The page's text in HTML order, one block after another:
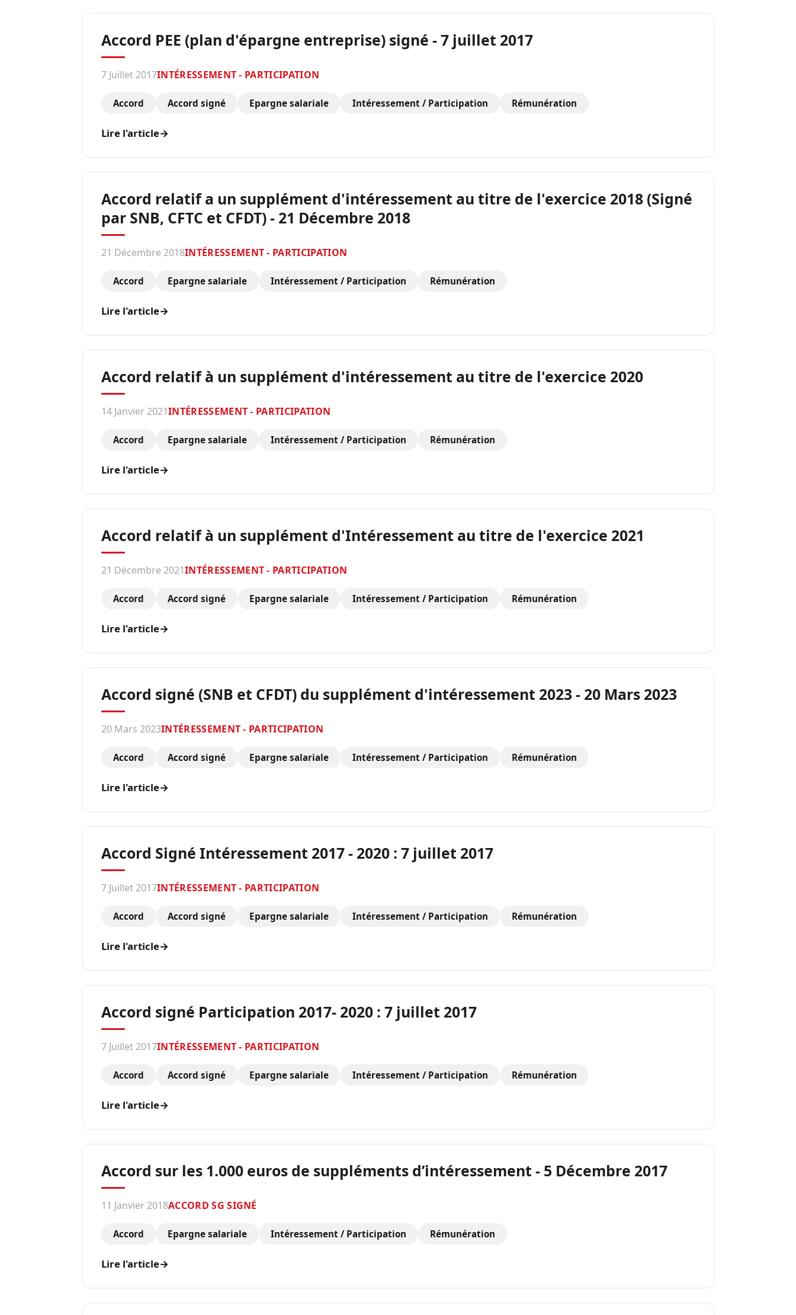
Accord PEE (plan d'épargne entreprise) signé - 7 juillet 2017
7 Juillet 2017INTÉRESSEMENT - PARTICIPATION
Accord Accord signé Epargne salariale Intéressement / Participation Rémunération
Lire l'article→
Accord relatif a un supplément d'intéressement au titre de l'exercice 2018 (Signé
par SNB, CFTC et CFDT) - 21 Décembre 2018
21 Décembre 2018INTÉRESSEMENT - PARTICIPATION
Accord Epargne salariale Intéressement / Participation Rémunération
Lire l'article→
Accord relatif à un supplément d'intéressement au titre de l'exercice 2020
14 Janvier 2021INTÉRESSEMENT - PARTICIPATION
Accord Epargne salariale Intéressement / Participation Rémunération
Lire l'article→
Accord relatif à un supplément d'Intéressement au titre de l'exercice 2021
21 Décembre 2021INTÉRESSEMENT - PARTICIPATION
Accord Accord signé Epargne salariale Intéressement / Participation Rémunération
Lire l'article→
Accord signé (SNB et CFDT) du supplément d'intéressement 2023 - 20 Mars 2023
20 Mars 2023INTÉRESSEMENT - PARTICIPATION
Accord Accord signé Epargne salariale Intéressement / Participation Rémunération
Lire l'article→
Accord Signé Intéressement 2017 - 2020 : 7 juillet 2017
7 Juillet 2017INTÉRESSEMENT - PARTICIPATION
Accord Accord signé Epargne salariale Intéressement / Participation Rémunération
Lire l'article→
Accord signé Participation 2017- 2020 : 7 juillet 2017
7 Juillet 2017INTÉRESSEMENT - PARTICIPATION
Accord Accord signé Epargne salariale Intéressement / Participation Rémunération
Lire l'article→
Accord sur les 1.000 euros de suppléments d’intéressement - 5 Décembre 2017
11 Janvier 2018ACCORD SG SIGNÉ
Accord Epargne salariale Intéressement / Participation Rémunération
Lire l'article→